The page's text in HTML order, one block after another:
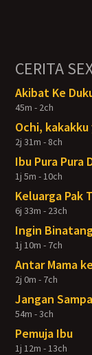
CERITA
Akibat Ke
45m - 2ch
Ochi,
2j 31m - 8ch
Ibu Pura Pura
1j 5m - 10ch
Keluarga Pak
6j 33m - 23ch
Ingin
1j 10m - 7ch
Antar Mama
2j 0m - 7ch
Jangan
54m - 3ch
Pemuja Ibu
1j 12m - 13ch